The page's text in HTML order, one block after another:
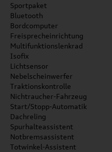
Sportpaket
Bluetooth
Bordcomputer
Freisprecheinrichtung
Multifunktionslenkrad
Isofix
Lichtsensor
Nebelscheinwerfer
Traktionskontrolle
Nichtraucher-Fahrzeug
Start/Stopp-Automatik
Dachreling
Spurhalteassistent
Notbremsassistent
Totwinkel-Assistent